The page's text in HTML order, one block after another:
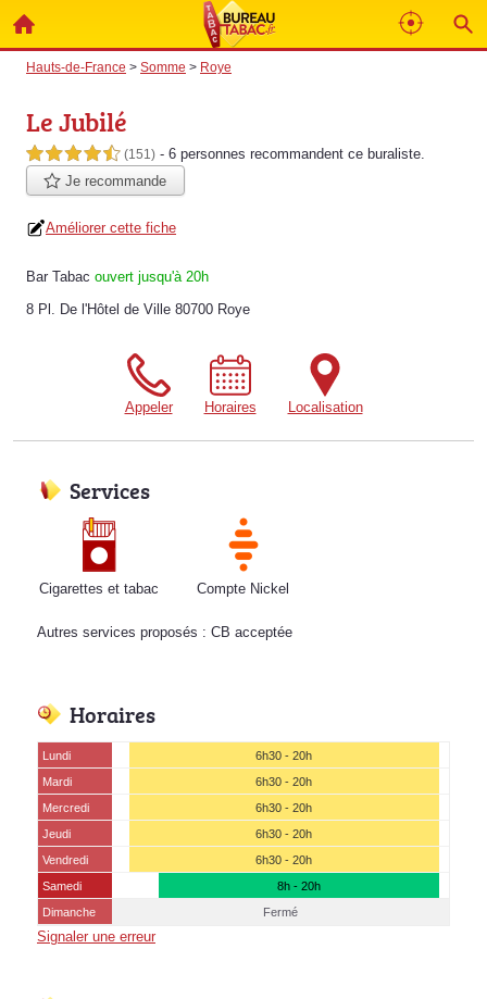
Hauts-de-France > Somme > Roye
Le Jubilé
4,5 étoiles sur 5 (151) - 6 personnes recommandent ce buraliste.
Je recommande
Améliorer cette fiche
Bar Tabac ouvert jusqu'à 20h
8 Pl. De l'Hôtel de Ville 80700 Roye
Appeler Horaires Localisation
Services
Cigarettes et tabac Compte Nickel
Autres services proposés : CB acceptée
Horaires
Lundi
6h30 - 20h
Mardi
6h30 - 20h
Mercredi
6h30 - 20h
Jeudi
6h30 - 20h
Vendredi
6h30 - 20h
Samedi
8h - 20h
Dimanche
Fermé
Signaler une erreur